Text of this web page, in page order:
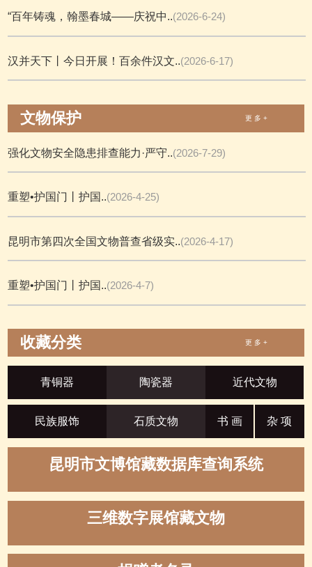
“百年铸魂，翰墨春城——庆祝中..(2026-6-24)
汉并天下丨今日开展！百余件汉文..(2026-6-17)
文物保护 更 多 +
强化文物安全隐患排查能力·严守..(2026-7-29)
重塑•护国门丨护国..(2026-4-25)
昆明市第四次全国文物普查省级实..(2026-4-17)
重塑•护国门丨护国..(2026-4-7)
收藏分类 更 多 +
青铜器 陶瓷器 近代文物
民族服饰 石质文物 书 画 杂 项
昆明市文博馆藏数据库查询系统
三维数字展馆藏文物